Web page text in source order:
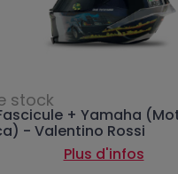
stock
+ Yamaha
- Valentino Rossi
Plus d'infos